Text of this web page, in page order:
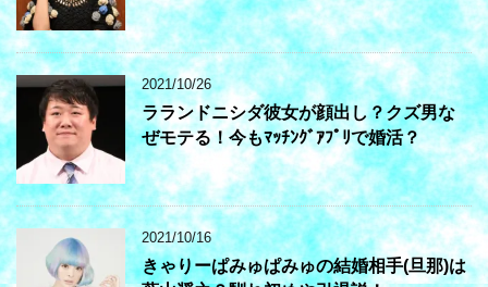
2021/10/26
ラランドニシダ彼女が顔出し？クズ男な
ぜモテる！今もﾏｯﾁﾝｸﾞｱﾌﾟﾘで婚活？
2021/10/16
きゃりーぱみゅぱみゅの結婚相手(旦那)は